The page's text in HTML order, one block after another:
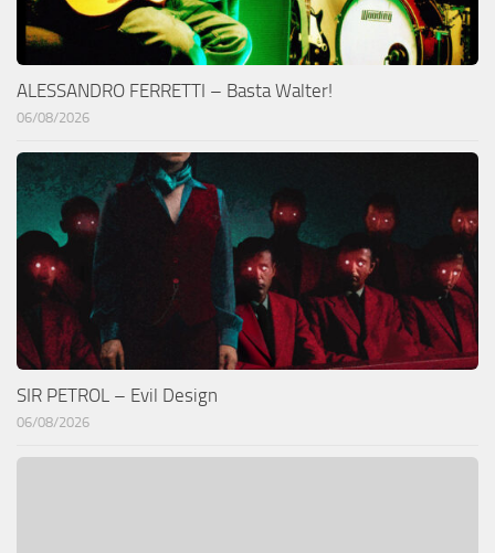
ALESSANDRO FERRETTI – Basta Walter!
06/08/2026
SIR PETROL – Evil Design
06/08/2026